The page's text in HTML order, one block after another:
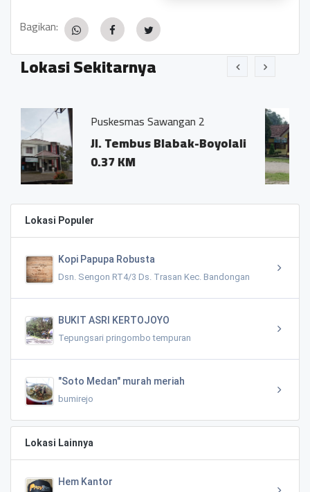
Bagikan:
Lokasi Sekitarnya
Sawangan 2
Tembus Blabak-Boyolali
KM
SMP
Jl.
0.32 KM
Lokasi Populer
Kopi Papupa Robusta
Dsn. Sengon RT4/3 Ds. Trasan Kec. Bandongan
BUKIT ASRI KERTOJOYO
Tepungsari pringombo tempuran
"Soto Medan" murah meriah
bumirejo
Lokasi Lainnya
Hem Kantor